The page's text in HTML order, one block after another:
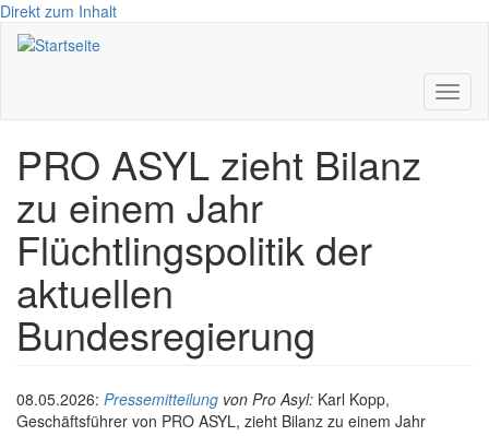
Direkt zum Inhalt
PRO ASYL zieht Bilanz
zu einem Jahr
Flüchtlingspolitik der
aktuellen
Bundesregierung
08.05.2026: Pressemitteilung von Pro Asyl: Karl Kopp,
Geschäftsführer von PRO ASYL, zieht Bilanz zu einem Jahr